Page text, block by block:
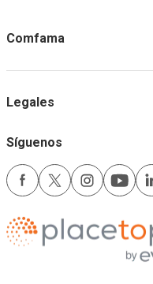
Comfama
Legales
Síguenos